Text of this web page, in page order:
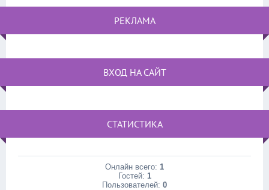
РЕКЛАМА
ВХОД НА САЙТ
СТАТИСТИКА
Онлайн всего: 1
Гостей: 1
Пользователей: 0